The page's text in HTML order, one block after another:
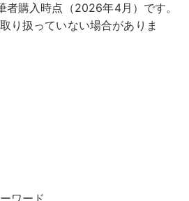
者購入時点（2026年4月）です。
り扱っていない場合がありま